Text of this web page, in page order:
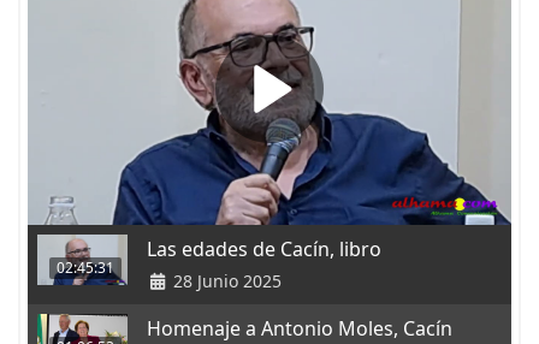
02:45:31
Las edades de Cacín, libro
28 Junio 2025
Homenaje a Antonio Moles, Cacín